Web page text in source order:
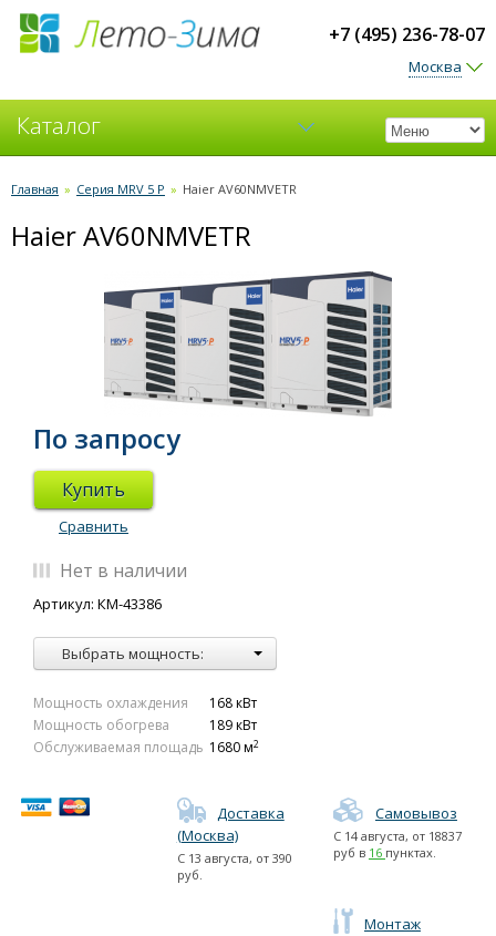
+7 (495) 236-78-07
Москва
Каталог
Кондиционеры
Вентиляция
Главная » Серия MRV 5 P » Haier AV60NMVETR
Haier AV60NMVETR
По запросу
Купить
Сравнить
Нет в наличии
Артикул: КМ-43386
Выбрать мощность:
Мощность охлаждения
168 кВт
Мощность обогрева
189 кВт
Обслуживаемая площадь 1680 м2
Доставка
(Москва)
С 13 августа, от 390
руб.
Самовывоз
С 14 августа, от 18837
руб в 16 пунктах.
Монтаж